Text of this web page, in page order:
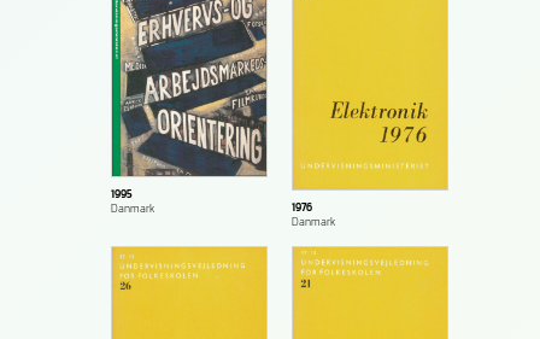
1995
Danmark
1976
Danmark